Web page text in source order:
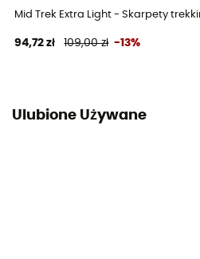
Mid Trek Extra Light - Skarpety
94,72 zł 109,00 zł -13%
Ulubione Używane